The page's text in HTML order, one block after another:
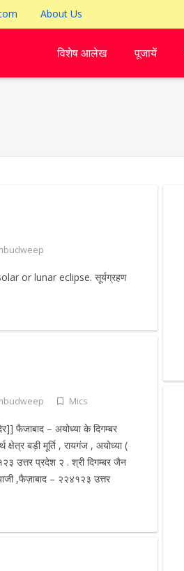
About Us
विशेष आलेख पूजायें
or lunar eclipse. सूर्यग्रहण
Mics
फैजाबाद – अयोध्या के दिगम्बर
बड़ी मूर्ति , रायगंज , अयोध्या (
उत्तर प्रदेश २ . श्री दिगम्बर जैन
,फैज़ाबाद – २२४१२३ उत्तर